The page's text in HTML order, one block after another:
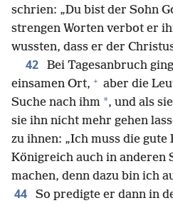
schrien: „Du bist der Sohn
strengen Worten verbot er
wussten, dass er der
42
Bei Tagesanbruch
einsamen Ort, + aber die
Suche nach ihm *, und als
sie ihn nicht mehr gehen
zu ihnen: „Ich muss die
Königreich auch in anderen
machen, denn dazu bin ich
44
So predigte er dann in